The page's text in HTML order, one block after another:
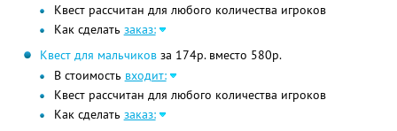
Квест рассчитан для любого количества игроков
Как сделать заказ:
Квест для мальчиковза 174р. вместо 580р.
В стоимость входит:
Квест рассчитан для любого количества игроков
Как сделать заказ: